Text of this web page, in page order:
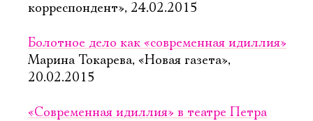
корреспондент», 24.02.2015
Болотное дело как «современная идиллия»
Марина Токарева, «Новая газета»,
20.02.2015
«Современная идиллия» в театре Петра